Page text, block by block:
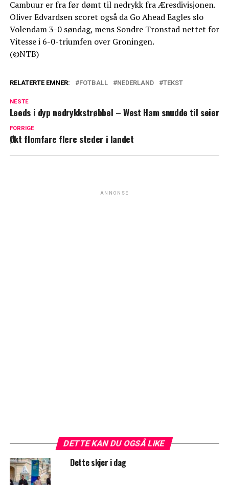
Cambuur er fra før dømt til nedrykk fra Æresdivisjonen.
Oliver Edvardsen scoret også da Go Ahead Eagles slo
Volendam 3-0 søndag, mens Sondre Tronstad nettet for
Vitesse i 6-0-triumfen over Groningen.
(©NTB)
RELATERTE EMNER: FOTBALL NEDERLAND TEKST
NESTE
Leeds i dyp nedrykkstrøbbel – West Ham snudde til seier
FORRIGE
Økt flomfare flere steder i landet
ANNONSE
DETTE KAN DU OGSÅ LIKE
Dette skjer i dag